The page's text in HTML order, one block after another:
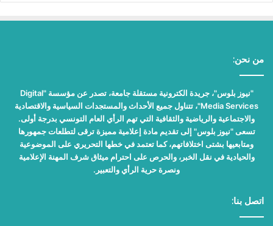
من نحن:
"نيوز بلوس"، جريدة الكترونية مستقلة جامعة، تصدر عن مؤسسة "Digital
Media Services"، تتناول جميع الأحداث والمستجدات السياسية والاقتصادية
والاجتماعية والرياضية والثقافية التي تهم الرأي العام التونسي بدرجة أولى.
تسعى "نيوز بلوس" إلى تقديم مادة إعلامية مميزة ترقى لتطلعات جمهورها
ومتابعيها بشتى اختلافاتهم، كما تعتمد في خطها التحريري على الموضوعية
والحيادية في نقل الخبر، والحرص على احترام ميثاق شرف المهنة الإعلامية
ونصرة حرية الرأي والتعبير.
اتصل بنا: